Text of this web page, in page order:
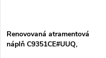
Renovovaná atramentová
náplň C9351CE#UUQ,